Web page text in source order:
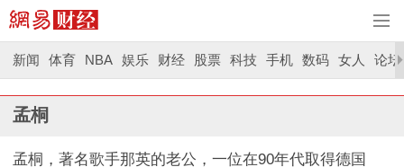
新闻 体育 NBA 娱乐 财经 股票 科技 手机 数码 女人 论坛
孟桐
孟桐，著名歌手那英的老公，一位在90年代取得德国